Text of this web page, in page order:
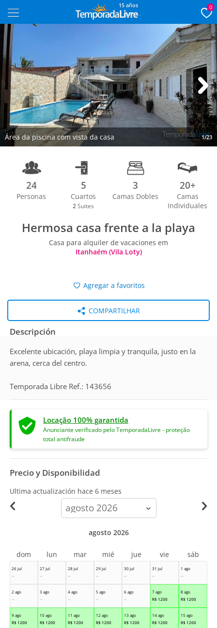
15 años 0
Área da piscina com vista da casa 1/23
Next
24
Personas
5
Cuartos
2 Suites
3
Camas Dobles
20+
Camas
Individuales
Hermosa casa frente a la playa
Casa para alquiler de vacaciones em
Itanhaém (Vila Loty)
Agregar a favoritos
COMPARTILHAR
Descripción
Excelente ubicación, playa limpia y tranquila, justo en la
arena, cerca del centro.
Temporada Libre Ref.: 143656
Locação 100% garantida
Anunciante verificado pelo TemporadaLivre - proteção
total antifraude
Precio y Disponibilidad
Ultima actualización hace 6 meses
calendar-
month
26 jul
--
27 jul
--
28 jul
--
29 jul
--
30 jul
--
31 jul
--
1 ago
--
2 ago
--
3 ago
--
4 ago
--
5 ago
--
6 ago
--
7 ago
R$ 1200
8 ago
R$ 1200
9 ago
R$ 1200
10 ago
R$ 1200
11 ago
R$ 1200
12 ago
R$ 1200
13 ago
R$ 1200
14 ago
R$ 1200
15 ago
R$ 1200
agosto 2026
dom lun mar mié jue vie sáb